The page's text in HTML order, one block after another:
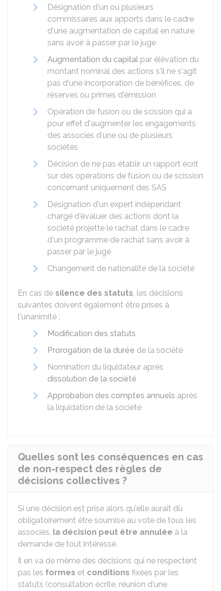
Désignation d'un ou plusieurs
commissaires aux apports dans le cadre
d'une augmentation de capital en nature
sans avoir à passer par le juge
Augmentation du capital par élévation du
montant nominal des actions s'il ne s'agit
pas d'une incorporation de bénéfices, de
réserves ou primes d'émission
Opération de fusion ou de scission qui a
pour effet d'augmenter les engagements
des associés d'une ou de plusieurs
sociétés
Décision de ne pas établir un rapport écrit
sur des opérations de fusion ou de scission
concernant uniquement des SAS
Désignation d'un expert indépendant
chargé d'évaluer des actions dont la
société projette le rachat dans le cadre
d'un programme de rachat sans avoir à
passer par le juge
Changement de nationalité de la société
En cas de silence des statuts, les décisions
suivantes doivent également être prises à
l'unanimité :
Modification des statuts
Prorogation de la durée de la société
Nomination du liquidateur après
dissolution de la société
Approbation des comptes annuels après
la liquidation de la société
Quelles sont les conséquences en cas
de non-respect des règles de
décisions collectives ?
Si une décision est prise alors qu'elle aurait dû
obligatoirement être soumise au vote de tous les
associés, la décision peut être annulée à la
demande de tout intéressé.
Il en va de même des décisions qui ne respectent
pas les formes et conditions fixées par les
statuts (consultation écrite, réunion d'une